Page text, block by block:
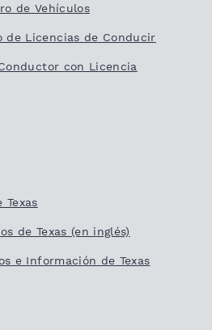
de Vehículos
de Licencias de Conducir
con Licencia
Texas
de Texas (en inglés)
e Información de Texas